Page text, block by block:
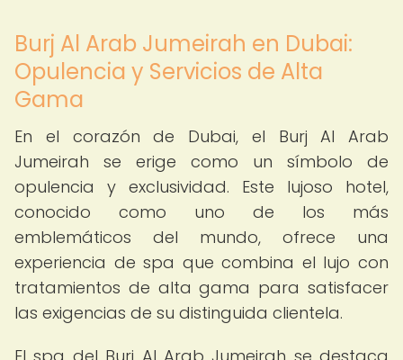
Burj Al Arab Jumeirah en Dubai:
Opulencia y Servicios de Alta
Gama
En el corazón de Dubai, el Burj Al Arab
Jumeirah se erige como un símbolo de
opulencia y exclusividad. Este lujoso hotel,
conocido como uno de los más
emblemáticos del mundo, ofrece una
experiencia de spa que combina el lujo con
tratamientos de alta gama para satisfacer
las exigencias de su distinguida clientela.